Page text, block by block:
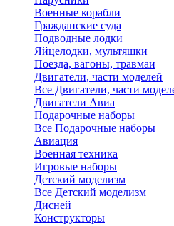
Военные корабли
Гражданские суда
Подводные лодки
Яйцелодки, мультяшки
Поезда, вагоны, травмаи
Двигатели, части моделей
Все Двигатели, части
Двигатели Авиа
Подарочные наборы
Все Подарочные наборы
Авиация
Военная техника
Игровые наборы
Детский моделизм
Все Детский моделизм
Дисней
Конструкторы